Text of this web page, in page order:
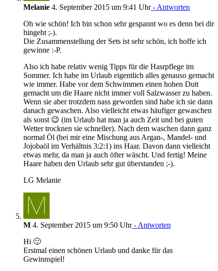
Melanie 4. September 2015 um 9:41 Uhr- Antworten
Oh wie schön! Ich bin schon sehr gespannt wo es denn bei dir
hingeht ;-).
Die Zusammenstellung der Sets ist sehr schön, ich hoffe ich
gewinne :-P.
Also ich habe relativ wenig Tipps für die Hasrpflege im
Sommer. Ich habe im Urlaub eigentlich alles genauso gemacht
wie immer. Habe vor dem Schwimmen einen hohen Dutt
gemacht um die Haare nicht immer voll Salzwasser zu haben.
Wenn sie aber trotzdem nass geworden sind habe ich sie dann
danach gewaschen. Also vielleicht etwas häufiger gewaschen
als sonst 😉 (im Urlaub hat man ja auch Zeit und bei guten
Wetter trocknen sie schneller). Nach dem waschen dann ganz
normal Öl (bei mir eine Mischung aus Argan-, Mandel- und
Jojobaöl im Verhältnis 3:2:1) ins Haar. Davon dann vielleicht
etwas mehr, da man ja auch öfter wäscht. Und fertig! Meine
Haare haben den Urlaub sehr gut überstanden ;-).
LG Melanie
M 4. September 2015 um 9:50 Uhr- Antworten
Hi 🙂
Erstmal einen schönen Urlaub und danke für das
Gewinnspiel!